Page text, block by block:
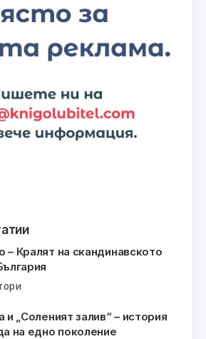
– Кралят на скандинавското
и „Соленият залив“ – история
на едно поколение